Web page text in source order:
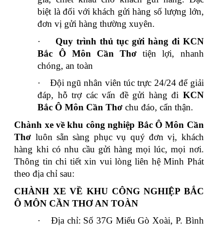
biệt là đối với khách gửi hàng số lượng lớn,
đơn vị gửi hàng thường xuyên.
·
Quy trình thủ tục gửi hàng đi KCN
Bắc Ô Môn Cần Thơ tiện lợi, nhanh
chóng, an toàn
·
Đội ngũ nhân viên túc trực 24/24 để giải
đáp, hỗ trợ các vấn đề gửi hàng đi KCN
Bắc Ô Môn Cần Thơchu đáo, cẩn thận.
Chành xe về khu công nghiệp Bắc Ô Môn Cần
Thơ luôn sẵn sàng phục vụ quý đơn vị, khách
hàng khi có nhu cầu gửi hàng mọi lúc, mọi nơi.
Thông tin chi tiết xin vui lòng liên hệ Minh Phát
theo địa chỉ sau:
CHÀNH XE VỀ KHU CÔNG NGHIỆP BẮC
Ô MÔN CẦN THƠ AN TOÀN
·
Địa chỉ: Số 37G Miếu Gò Xoài, P. Bình